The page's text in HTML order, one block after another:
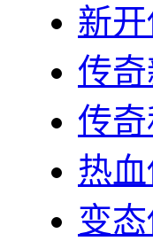
新
传
传
热
变